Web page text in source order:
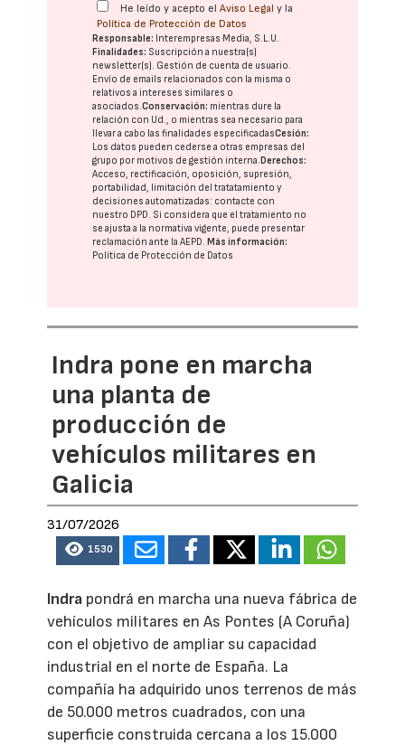
He leído y acepto elAviso Legal y la
Política de Protección de Datos
Responsable: Interempresas Media, S.L.U.
Finalidades: Suscripción a nuestra(s)
newsletter(s). Gestión de cuenta de usuario.
Envío de emails relacionados con la misma o
relativos a intereses similares o
asociados.Conservación: mientras dure la
relación con Ud., o mientras sea necesario para
llevar a cabo las finalidades especificadasCesión:
Los datos pueden cederse a otras empresas del
grupo por motivos de gestión interna.Derechos:
Acceso, rectificación, oposición, supresión,
portabilidad, limitación del tratatamiento y
decisiones automatizadas: contacte con
nuestro DPD. Si considera que el tratamiento no
se ajusta a la normativa vigente, puede presentar
reclamación ante laAEPD.Más información:
Política de Protección de Datos
Indra pone en marcha
una planta de
producción de
vehículos militares en
Galicia
31/07/2026
1530
Indra pondrá en marcha una nueva fábrica de
vehículos militares en As Pontes (A Coruña)
con el objetivo de ampliar su capacidad
industrial en el norte de España. La
compañía ha adquirido unos terrenos de más
de 50.000 metros cuadrados, con una
superficie construida cercana a los 15.000